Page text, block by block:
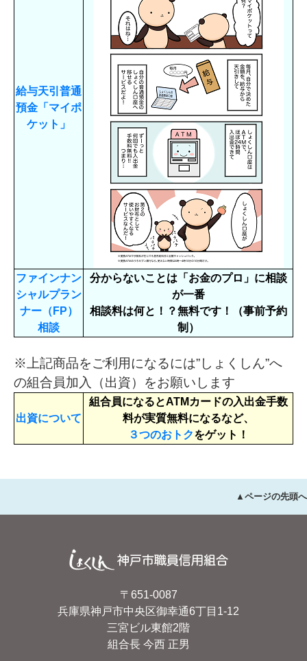
給与天引普通
預金「マイポ
ケット」
ファインナン
シャルプラン
ナー（FP）
相談
分からないことは「お金のプロ」に相談
が一番
相談料は何と！？無料です！（事前予約
制）
※上記商品をご利用になるには”しょくしん”へ
の組合員加入（出資）をお願いします
出資について
組合員になるとATMカードの入出金手数
料が実質無料になるなど、
３つのおトクをゲット！
▲ページの先頭へ
〒651-0087
兵庫県神戸市中央区御幸通6丁目1-12
三宮ビル東館2階
組合長 今西 正男